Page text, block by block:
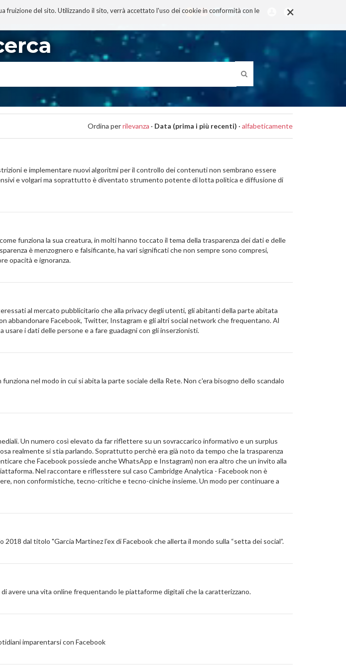
×
fruizione del sito. Utilizzando il sito, verrà accettato l'uso dei cookie in conformità con le
PROGETTO
Ordina perrilevanza · Data (prima i più recenti) · alfabeticamente
e implementare nuovi algoritmi per il controllo dei contenuti non sembrano essere
e volgari ma soprattutto è diventato strumento potente di lotta politica e diffusione di
funziona la sua creatura, in molti hanno toccato il tema della trasparenza dei dati e delle
è menzognero e falsificante, ha vari significati che non sempre sono compresi,
opacità e ignoranza.
al mercato pubblicitario che alla privacy degli utenti, gli abitanti della parte abitata
abbandonare Facebook, Twitter, Instagram e gli altri social network che frequentano. Al
i dati delle persone e a fare guadagni con gli inserzionisti.
nel modo in cui si abita la parte sociale della Rete. Non c'era bisogno dello scandalo
Un numero così elevato da far riflettere su un sovraccarico informativo e un surplus
realmente si stia parlando. Soprattutto perchè era già noto da tempo che la trasparenza
che Facebook possiede anche WhatsApp e Instagram) non era altro che un invito alla
Nel raccontare e riflesstere sul caso Cambridge Analytica - Facebook non è
non conformistiche, tecno-critiche e tecno-ciniche insieme. Un modo per continuare a
dal titolo "Garcia Martinez l’ex di Facebook che allerta il mondo sulla “setta dei social”.
una vita online frequentando le piattaforme digitali che la caratterizzano.
imparentarsi con Facebook